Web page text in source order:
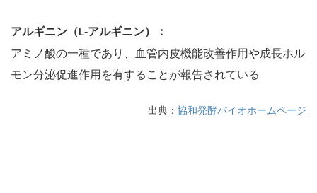
アルギニン（L-アルギニン）：
アミノ酸の一種であり、血管内皮機能改善作用や成長ホル
モン分泌促進作用を有することが報告されている
出典： 協和発酵バイオホームページ